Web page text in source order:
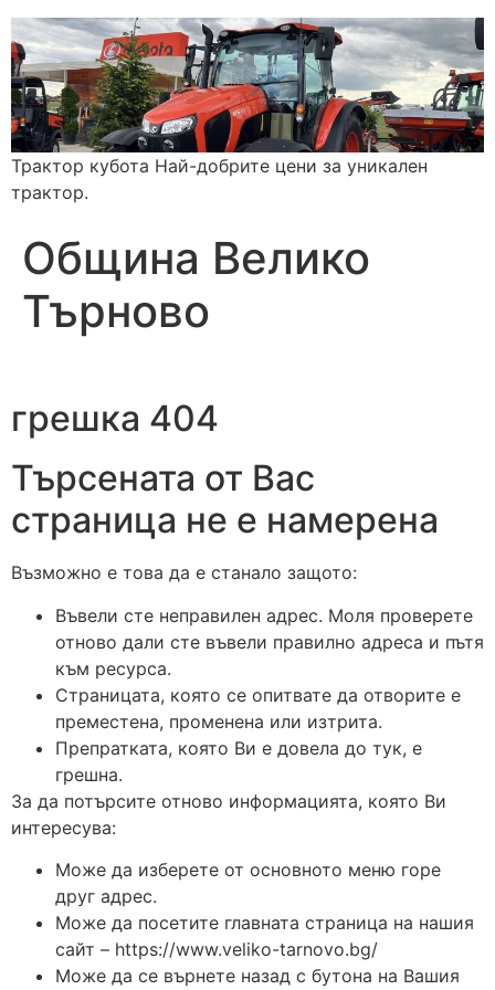
Трактор кубота Най-добрите цени за уникален
трактор.
Община Велико
Търново
грешка 404
Търсената от Вас
страница не е намерена
Възможно е това да е станало защото:
Въвели сте неправилен адрес. Моля проверете
отново дали сте въвели правилно адреса и пътя
към ресурса.
Страницата, която се опитвате да отворите е
преместена, променена или изтрита.
Препратката, която Ви е довела до тук, е
грешна.
За да потърсите отново информацията, която Ви
интересува:
Може да изберете от основното меню горе
друг адрес.
Може да посетите главната страница на нашия
сайт – https://www.veliko-tarnovo.bg/
Може да се върнете назад с бутона на Вашия